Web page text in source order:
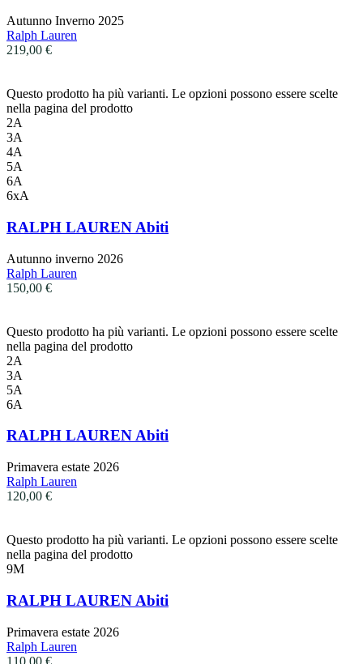
Autunno Inverno 2025
Ralph Lauren
219,00 €
Questo prodotto ha più varianti. Le opzioni possono essere scelte
nella pagina del prodotto
2A
3A
4A
5A
6A
6xA
RALPH LAUREN Abiti
Autunno inverno 2026
Ralph Lauren
150,00 €
Questo prodotto ha più varianti. Le opzioni possono essere scelte
nella pagina del prodotto
2A
3A
5A
6A
RALPH LAUREN Abiti
Primavera estate 2026
Ralph Lauren
120,00 €
Questo prodotto ha più varianti. Le opzioni possono essere scelte
nella pagina del prodotto
9M
RALPH LAUREN Abiti
Primavera estate 2026
Ralph Lauren
110,00 €